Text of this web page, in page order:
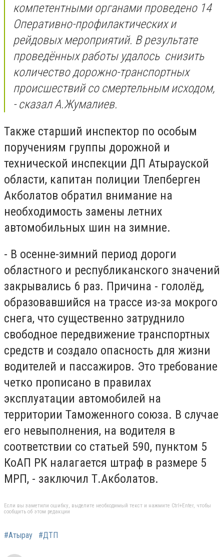
компетентными органами проведено 14
Оперативно-профилактических и
рейдовых мероприятий. В результате
проведённых работы удалось снизить
количество дорожно-транспортных
происшествий со смертельным исходом,
- сказал А.Жумалиев.
Также старший инспектор по особым
поручениям группы дорожной и
технической инспекции ДП Атырауской
области, капитан полиции Тлепберген
Акболатов обратил внимание на
необходимость замены летних
автомобильных шин на зимние.
- В осенне-зимний период дороги
областного и республиканского значений
закрывались 6 раз. Причина - гололёд,
образовавшийся на трассе из-за мокрого
снега, что существенно затруднило
свободное передвижение транспортных
средств и создало опасность для жизни
водителей и пассажиров. Это требование
четко прописано в правилах
эксплуатации автомобилей на
территории Таможенного союза. В случае
его невыполнения, на водителя в
соответствии со статьей 590, пунктом 5
КоАП РК налагается штраф в размере 5
МРП, - заключил Т.Акболатов.
Если вы заметили ошибку, выделите необходимый текст и нажмите Ctrl+Enter, чтобы
сообщить об этом редакции
#Атырау #ДТП